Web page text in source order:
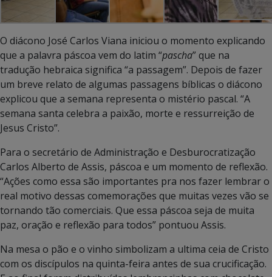
O diácono José Carlos Viana iniciou o momento explicando
que a palavra páscoa vem do latim “pascha” que na
tradução hebraica significa “a passagem”. Depois de fazer
um breve relato de algumas passagens bíblicas o diácono
explicou que a semana representa o mistério pascal. “A
semana santa celebra a paixão, morte e ressurreição de
Jesus Cristo”.
Para o secretário de Administração e Desburocratização
Carlos Alberto de Assis, páscoa e um momento de reflexão.
“Ações como essa são importantes pra nos fazer lembrar o
real motivo dessas comemorações que muitas vezes vão se
tornando tão comerciais. Que essa páscoa seja de muita
paz, oração e reflexão para todos” pontuou Assis.
Na mesa o pão e o vinho simbolizam a ultima ceia de Cristo
com os discípulos na quinta-feira antes de sua crucificação.